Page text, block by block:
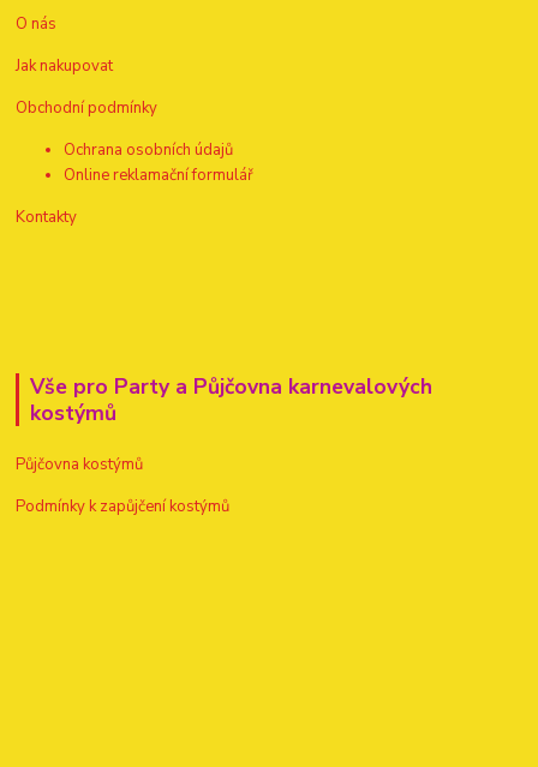
O nás
Jak nakupovat
Obchodní podmínky
Ochrana osobních údajů
Online reklamační formulář
Kontakty
Vše pro Party a Půjčovna karnevalových
kostýmů
Půjčovna kostýmů
Podmínky k zapůjčení kostýmů